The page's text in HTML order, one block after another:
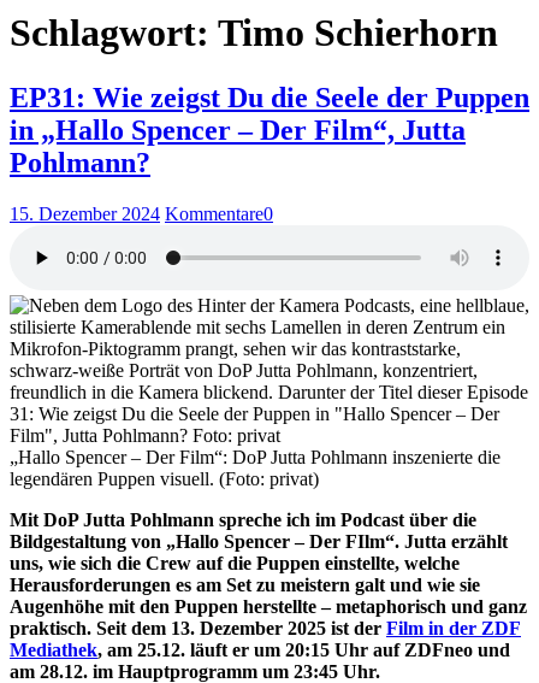
Schlagwort: Timo Schierhorn
EP31: Wie zeigst Du die Seele der Puppen
in „Hallo Spencer – Der Film“, Jutta
Pohlmann?
15. Dezember 2024 Kommentare0
„Hallo Spencer – Der Film“: DoP Jutta Pohlmann inszenierte die
legendären Puppen visuell. (Foto: privat)
Mit DoP Jutta Pohlmann spreche ich im Podcast über die
Bildgestaltung von „Hallo Spencer – Der FIlm“. Jutta erzählt
uns, wie sich die Crew auf die Puppen einstellte, welche
Herausforderungen es am Set zu meistern galt und wie sie
Augenhöhe mit den Puppen herstellte – metaphorisch und ganz
praktisch. Seit dem 13. Dezember 2025 ist der Film in der ZDF
Mediathek, am 25.12. läuft er um 20:15 Uhr auf ZDFneo und
am 28.12. im Hauptprogramm um 23:45 Uhr.